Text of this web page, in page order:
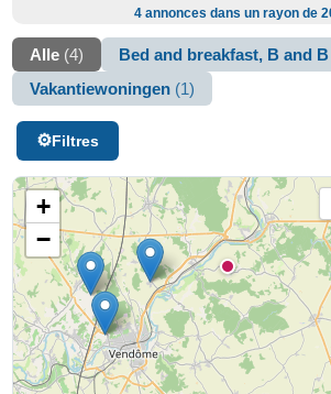
4 annonces dans un rayon de
Alle (4) Bed and breakfast, B and B
Vakantiewoningen (1)
Filtres
+
−